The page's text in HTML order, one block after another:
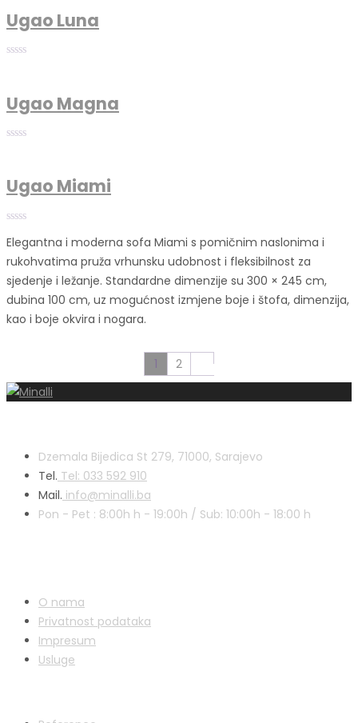
Ugao Luna
Ugao Magna
Ugao Miami
Elegantna i moderna sofa Miami s pomičnim naslonima i
rukohvatima pruža vrhunsku udobnost i fleksibilnost za
sjedenje i ležanje. Standardne dimenzije su 300 × 245 cm,
dubina 100 cm, uz mogućnost izmjene boje i štofa, dimenzija,
kao i boje okvira i nogara.
1 2
Dzemala Bijedica St 279, 71000, Sarajevo
Tel. Tel: 033 592 910
Mail. info@minalli.ba
Pon - Pet : 8:00h h - 19:00h / Sub: 10:00h - 18:00 h
O nama
Privatnost podataka
Impresum
Usluge